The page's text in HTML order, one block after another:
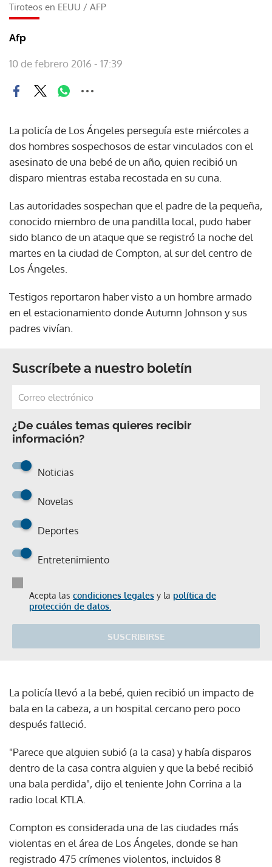
Tiroteos en EEUU / AFP
Afp
10 de febrero 2016 - 17:39
La policía de Los Ángeles perseguía este miércoles a
dos hombres sospechosos de estar vinculados con el
asesinato de una bebé de un año, quien recibió un
disparo mientras estaba recostada en su cuna.
Las autoridades sospechan que el padre de la pequeña,
conocido miembro de una pandilla local, pudo haber
sido blanco de un ataque que se registró la noche del
martes en la ciudad de Compton, al sur del centro de
Los Ángeles.
Testigos reportaron haber visto a un hombre armado
en el estacionamiento donde Autumn Johnson y sus
padres vivían.
Suscríbete a nuestro boletín
¿De cuáles temas quieres recibir
información?
Noticias
Novelas
Deportes
Entretenimiento
Acepta las condiciones legales y la política de
protección de datos.
SUSCRIBIRSE
La policía llevó a la bebé, quien recibió un impacto de
bala en la cabeza, a un hospital cercano pero poco
después falleció.
"Parece que alguien subió (a la casa) y había disparos
dentro de la casa contra alguien y que la bebé recibió
una bala perdida", dijo el teniente John Corrina a la
radio local KTLA.
Compton es considerada una de las ciudades más
violentas en el área de Los Ángeles, donde se han
registrado 475 crímenes violentos, incluidos 8